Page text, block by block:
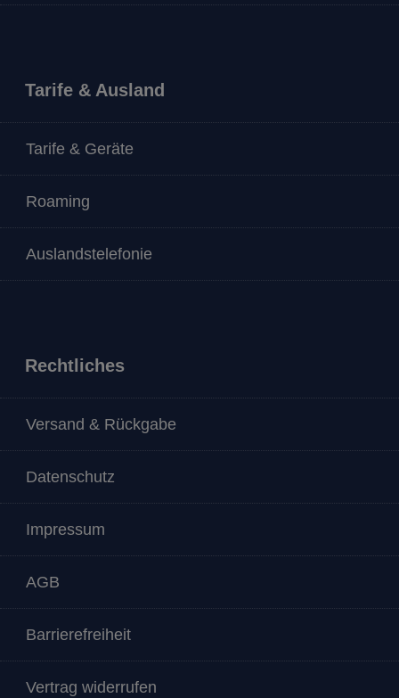
Tarife & Ausland
Tarife & Geräte
Roaming
Auslandstelefonie
Rechtliches
Versand & Rückgabe
Datenschutz
Impressum
AGB
Barrierefreiheit
Vertrag widerrufen